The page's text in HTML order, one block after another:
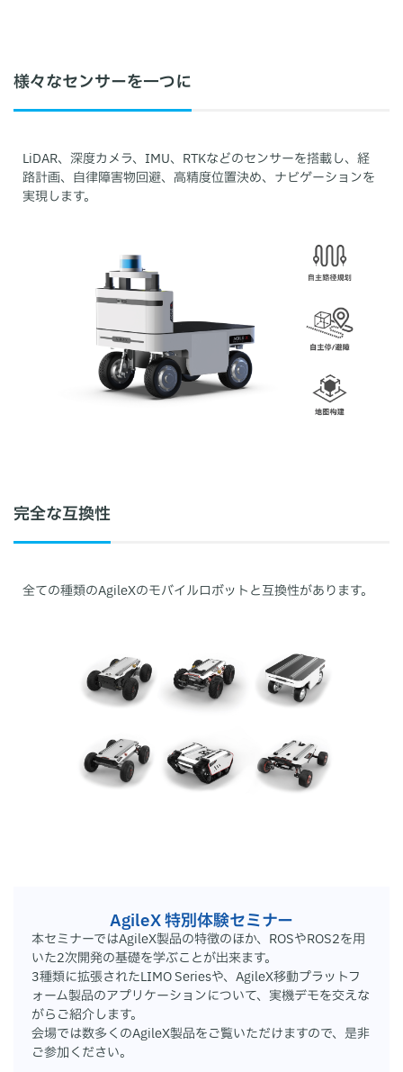
様々なセンサーを一つに
LiDAR、深度カメラ、IMU、RTKなどのセンサーを搭載し、経
路計画、自律障害物回避、高精度位置決め、ナビゲーションを
実現します。
完全な互換性
全ての種類のAgileXのモバイルロボットと互換性があります。
AgileX 特別体験セミナー
本セミナーではAgileX製品の特徴のほか、ROSやROS2を用
いた2次開発の基礎を学ぶことが出来ます。
3種類に拡張されたLIMO Seriesや、AgileX移動プラットフ
ォーム製品のアプリケーションについて、実機デモを交えな
がらご紹介します。
会場では数多くのAgileX製品をご覧いただけますので、是非
ご参加ください。